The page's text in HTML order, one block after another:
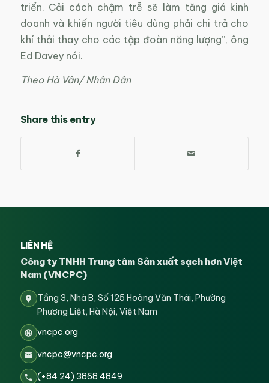
triển. Cải cách chậm trễ sẽ làm tăng giá kinh
doanh và khiến người tiêu dùng phải chi trả cho
khí thải thay cho các tập đoàn năng lượng”, ông
Ed Davey nói.
Theo Hà Vân/ Nhân Dân
Share this entry
LIÊN HỆ
Công ty TNHH Trung tâm Sản xuất sạch hơn Việt
Nam (VNCPC)
Tầng 3, Nhà B, Số 125 Hoàng Văn Thái, Phường
Phương Liệt, Hà Nội, Việt Nam
vncpc.org
vncpc@vncpc.org
(+84 24) 3868 4849